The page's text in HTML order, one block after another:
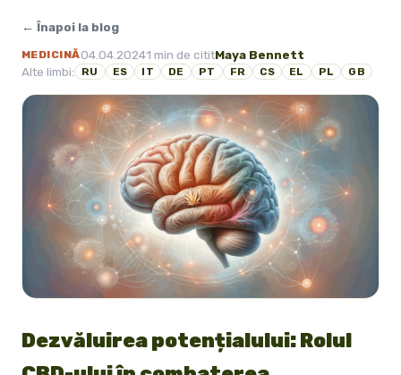
← Înapoi la blog
MEDICINĂ04.04.20241 min de cititMaya Bennett
Alte limbi:
RU ES IT DE PT FR CS EL PL GB
Dezvăluirea potențialului: Rolul